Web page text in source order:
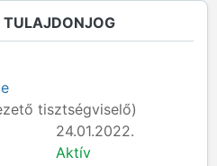
TULAJDONJOG
tisztségviselő)
24.01.2022.
Aktív